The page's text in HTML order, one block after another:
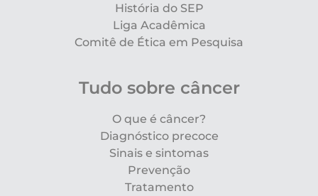
História do SEP
Liga Acadêmica
Comitê de Ética em Pesquisa
Tudo sobre câncer
O que é câncer?
Diagnóstico precoce
Sinais e sintomas
Prevenção
Tratamento